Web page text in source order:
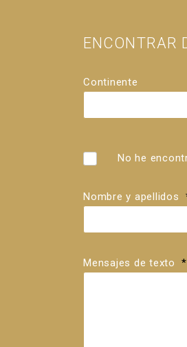
ENCONTRAR
Continente
No he
Nombre y apellidos
Mensajes de texto *